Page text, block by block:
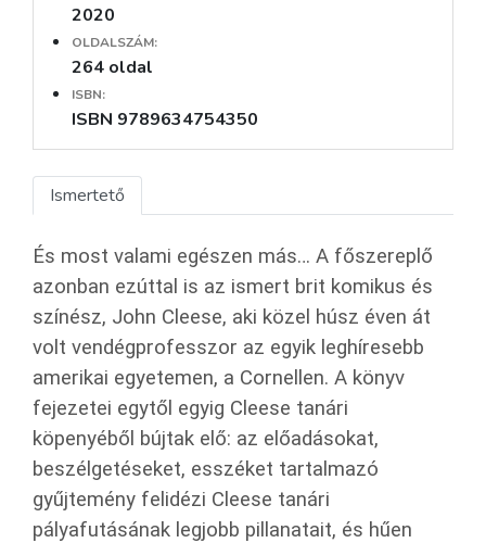
2020
OLDALSZÁM:
264 oldal
ISBN:
ISBN 9789634754350
Ismertető
És most valami egészen más… A főszereplő
azonban ezúttal is az ismert brit komikus és
színész, John Cleese, aki közel húsz éven át
volt vendégprofesszor az egyik leghíresebb
amerikai egyetemen, a Cornellen. A könyv
fejezetei egytől egyig Cleese tanári
köpenyéből bújtak elő: az előadásokat,
beszélgetéseket, esszéket tartalmazó
gyűjtemény felidézi Cleese tanári
pályafutásának legjobb pillanatait, és hűen